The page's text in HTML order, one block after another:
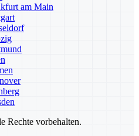
am Main
Rechte vorbehalten.